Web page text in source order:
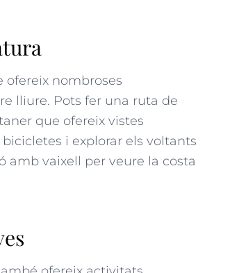
ofereix nombroses
lliure. Pots fer una ruta de
que ofereix vistes
i explorar els voltants
amb vaixell per veure la costa